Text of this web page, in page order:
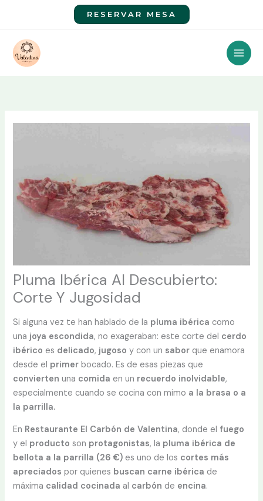
RESERVAR MESA
Pluma Ibérica Al Descubierto:
Corte Y Jugosidad
Si alguna vez te han hablado de la pluma ibérica como
una joya escondida, no exageraban: este corte del cerdo
ibérico es delicado, jugoso y con un sabor que enamora
desde el primer bocado. Es de esas piezas que
convierten una comida en un recuerdo inolvidable,
especialmente cuando se cocina con mimo a la brasa o a
la parrilla.
En Restaurante El Carbón de Valentina, donde el fuego
y el producto son protagonistas, la pluma ibérica de
bellota a la parrilla (26 €) es uno de los cortes más
apreciados por quienes buscan carne ibérica de
máxima calidad cocinada al carbón de encina.